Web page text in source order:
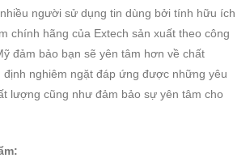
người sử dụng tin dùng bởi tính hữu ích
chính hãng của Extech sản xuất theo công
đảm bảo bạn sẽ yên tâm hơn về chất
nghiêm ngặt đáp ứng được những yêu
lượng cũng như đảm bảo sự yên tâm cho